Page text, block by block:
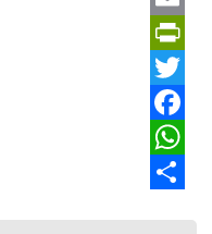
Email
PrintFriendly
Twitter
Facebook
WhatsApp